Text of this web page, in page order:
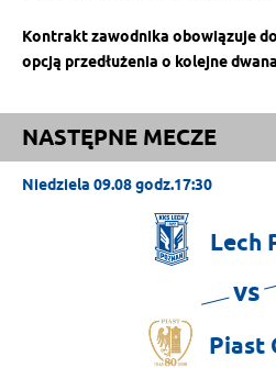
Kontrakt zawodnika obowiązuje
opcją przedłużenia o kolejne
NASTĘPNE MECZE
Niedziela 09.08 godz.17:30
Lech
vs
Piast